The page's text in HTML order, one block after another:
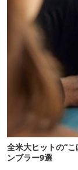
全米大ヒットの“
ンブラー9選